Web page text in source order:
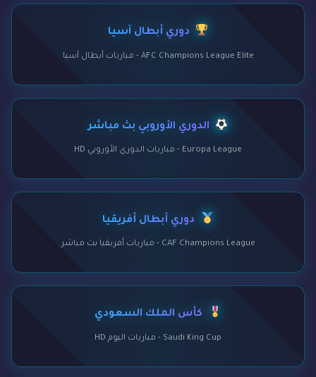
دوري أبطال آسيا
AFC Champions League Elite - مباريات أبطال آسيا
الدوري الأوروبي بث مباشر
Europa League - مباريات الدوري الأوروبي HD
دوري أبطال أفريقيا
CAF Champions League - مباريات أفريقيا بث مباشر
كأس الملك السعودي
Saudi King Cup - مباريات اليوم HD